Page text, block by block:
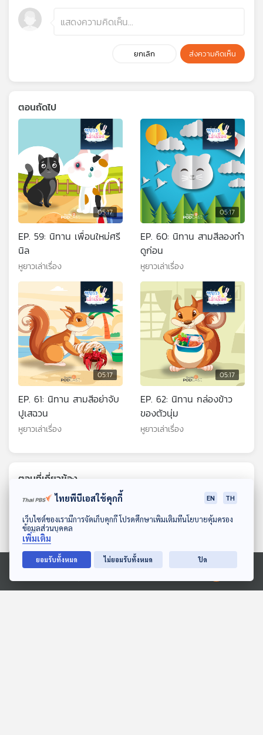
ดาวน์โหลด Thai PBS Podcast Application
Ⓒ 2020 องค์การกระจายเสียงและแพร่ภาพสาธารณะแห่งประเทศไทย
ยกเลิก ส่งความคิดเห็น
ตอนถัดไป
05:17
EP. 59: นิทาน เพื่อนใหม่ศรี
นิล
หูยาวเล่าเรื่อง
05:17
EP. 60: นิทาน สามสีลองทำ
ดูก่อน
หูยาวเล่าเรื่อง
05:17
EP. 61: นิทาน สามสีอย่าจับ
ปูเสฉวน
หูยาวเล่าเรื่อง
05:17
EP. 62: นิทาน กล่องข้าว
ของตัวนุ่ม
หูยาวเล่าเรื่อง
ตอนที่เกี่ยวข้อง
05:17 05:17
ไทยพีบีเอสใช้คุกกี้ EN TH
เว็บไซต์ของเรามีการจัดเก็บคุกกี้ โปรดศึกษาเพิ่มเติมที่นโยบายคุ้มครอง
ข้อมูลส่วนบุคคล
เพิ่มเติม
ยอมรับทั้งหมด ไม่ยอมรับทั้งหมด ปิด